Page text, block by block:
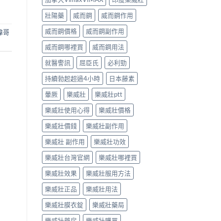
哥
壯陽藥
威而鋼
威而鋼作用
威而鋼價格
威而鋼副作用
威而鋼哪裡買
威而鋼用法
就醫警訊
屈臣氏
必利勁
持續勃起超過4小時
日本藤素
暈厥
樂威壯
樂威壯ptt
樂威壯使用心得
樂威壯價格
樂威壯價錢
樂威壯副作用
樂威壯 副作用
樂威壯功效
樂威壯台灣官網
樂威壯哪裡買
樂威壯效果
樂威壯服用方法
樂威壯正品
樂威壯用法
樂威壯膜衣錠
樂威壯藥局